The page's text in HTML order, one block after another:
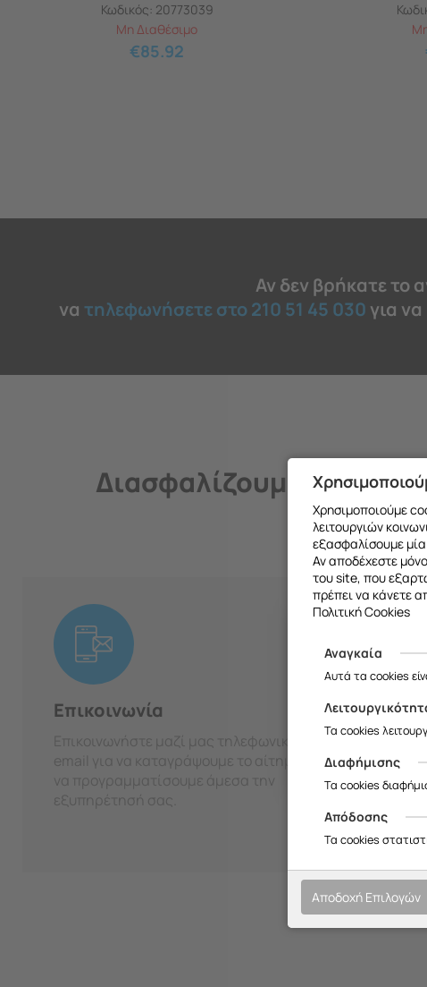
Κωδικός: 20773039
Μη Διαθέσιμο
€85.92
Αν δεν βρήκατε το
να τηλεφωνήσετε στο 210 51 45 030 για
Διασφαλίζουμε την
01
Επικοινωνία
Επικοινωνήστε μαζί μας τηλεφωνικά ή μέσω
email για να καταγράψουμε το αίτημά σας και
να προγραμματίσουμε άμεσα την
εξυπηρέτησή σας.
Χρησιμοποιούμε
λειτουργιών
εξασφαλίσουμε
Αν αποδέχεστε
του site, που
πρέπει να κάνετε
Πολιτική Cookies
Αναγκαία
Αυτά τα cookies
Τα cookies
Διαφήμισης
Τα cookies
Απόδοσης
Τα cookies
Αποδοχή Επιλογών
Θα θέλαμε να
Σας